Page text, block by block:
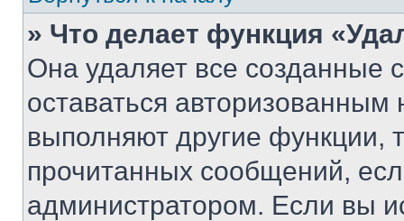
» Что делает функция
Она удаляет все созданные
оставаться
выполняют другие функции,
прочитанных сообщений,
администратором. Если вы